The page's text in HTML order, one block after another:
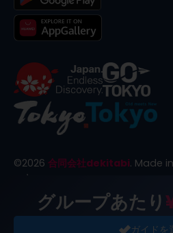
グループあたり
ガイドを
©2026 合同会社dekitabi. Made
ーキョー